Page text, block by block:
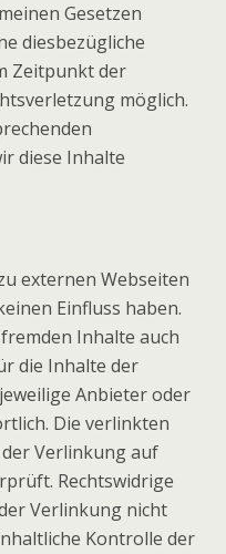
Gesetzen
diesbezügliche
Zeitpunkt der
möglich.
diese Inhalte
externen Webseiten
Einfluss haben.
Inhalte auch
die Inhalte der
Anbieter oder
Die verlinkten
Verlinkung auf
Rechtswidrige
Verlinkung nicht
Kontrolle der